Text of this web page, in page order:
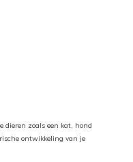
dieren zoals een kat, hond
ontwikkeling van je